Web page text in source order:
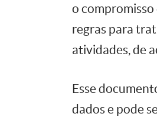
o compromisso
regras para
atividades, de
Esse
dados e pode